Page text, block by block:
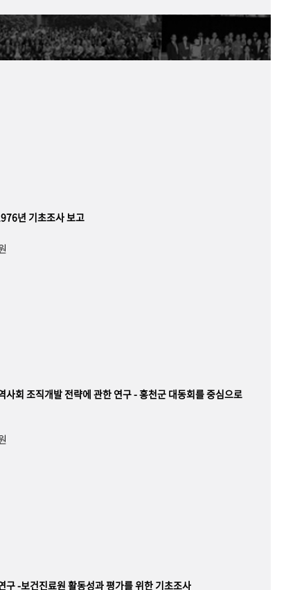
년 기초조사 보고
사회 조직개발 전략에 관한 연구 - 홍천군 대동회를 중심으로
구 -보건진료원 활동성과 평가를 위한 기초조사